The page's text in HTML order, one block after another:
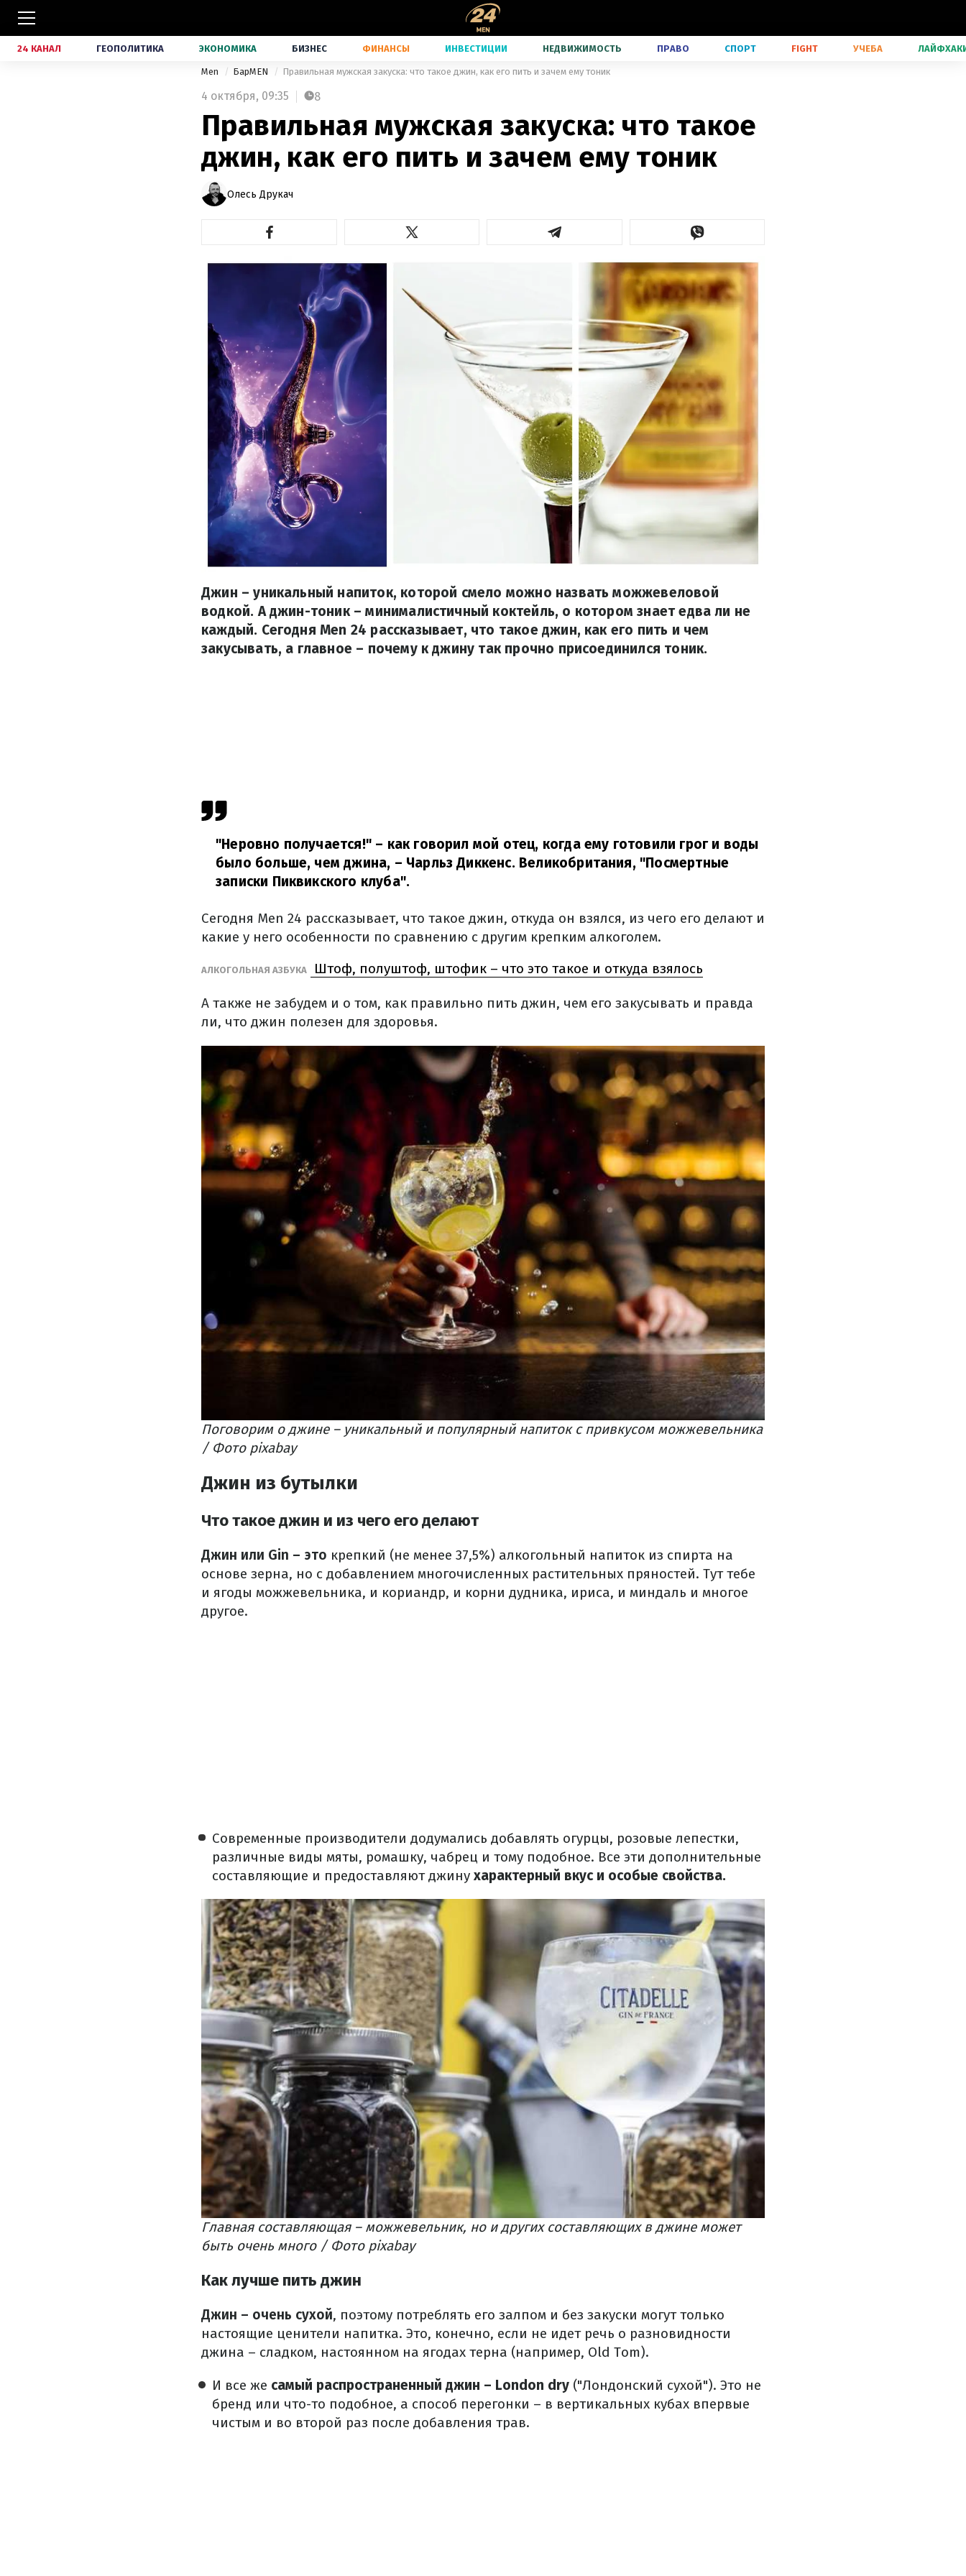
24 КАНАЛ ГЕОПОЛИТИКА ЭКОНОМИКА БИЗНЕС ФИНАНСЫ ИНВЕСТИЦИИ НЕДВИЖИМОСТЬ ПРАВО СПОРТ FIGHT УЧЕБА
Men БарMEN Правильная мужская закуска: что такое джин, как его пить и зачем ему тоник
4 октября, 09:35 8
Правильная мужская закуска: что такое
джин, как его пить и зачем ему тоник
Олесь Друкач
Джин – уникальный напиток, которой смело можно назвать можжевеловой
водкой. А джин-тоник – минималистичный коктейль, о котором знает едва ли не
каждый. Сегодня Men 24 рассказывает, что такое джин, как его пить и чем
закусывать, а главное – почему к джину так прочно присоединился тоник.
"Неровно получается!" – как говорил мой отец, когда ему готовили грог и воды
было больше, чем джина, – Чарльз Диккенс. Великобритания, "Посмертные
записки Пиквикского клуба".
Сегодня Men 24 рассказывает, что такое джин, откуда он взялся, из чего его делают и
какие у него особенности по сравнению с другим крепким алкоголем.
АЛКОГОЛЬНАЯ АЗБУКА Штоф, полуштоф, штофик – что это такое и откуда взялось
А также не забудем и о том, как правильно пить джин, чем его закусывать и правда
ли, что джин полезен для здоровья.
Поговорим о джине – уникальный и популярный напиток с привкусом можжевельника
/ Фото pixabay
Джин из бутылки
Что такое джин и из чего его делают
Джин или Gin – это крепкий (не менее 37,5%) алкогольный напиток из спирта на
основе зерна, но с добавлением многочисленных растительных пряностей. Тут тебе
и ягоды можжевельника, и кориандр, и корни дудника, ириса, и миндаль и многое
другое.
Современные производители додумались добавлять огурцы, розовые лепестки,
различные виды мяты, ромашку, чабрец и тому подобное. Все эти дополнительные
составляющие и предоставляют джину характерный вкус и особые свойства.
Главная составляющая – можжевельник, но и других составляющих в джине может
быть очень много / Фото pixabay
Как лучше пить джин
Джин – очень сухой, поэтому потреблять его залпом и без закуски могут только
настоящие ценители напитка. Это, конечно, если не идет речь о разновидности
джина – сладком, настоянном на ягодах терна (например, Old Tom).
И все же самый распространенный джин – London dry ("Лондонский сухой"). Это не
бренд или что-то подобное, а способ перегонки – в вертикальных кубах впервые
чистым и во второй раз после добавления трав.